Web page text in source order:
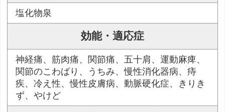
塩化物泉
効能・適応症
神経痛、筋肉痛、関節痛、五十肩、運動麻痺、
関節のこわばり、うちみ、慢性消化器病、痔
疾、冷え性、慢性皮膚病、動脈硬化症、きりき
ず、やけど